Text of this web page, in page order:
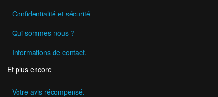
Confidentialité et sécurité.
Qui sommes-nous ?
Informations de contact.
Et plus encore
Votre avis récompensé.